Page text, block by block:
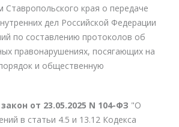
Ставропольского края о передаче
дел Российской Федерации
по составлению протоколов об
правонарушениях, посягающих на
и общественную
от 23.05.2025 N 104-ФЗ "О
в статьи 4.5 и 13.12 Кодекса